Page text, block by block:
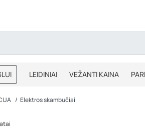
LEIDINIAI VEŽANTI KAINA
IŠPARDAVIMAS
Elektros skambučiai